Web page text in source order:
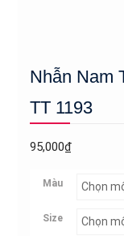
Nhẫn Nam
TT 1193
95,000₫
Màu
Size